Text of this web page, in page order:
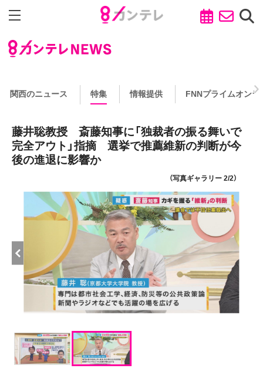
関西のニュース 特集 情報提供 FNNプライムオンラ
藤井聡教授 斎藤知事に「独裁者の振る舞いで
完全アウト」指摘 選挙で推薦維新の判断が今
後の進退に影響か
（写真ギャラリー 2/2）